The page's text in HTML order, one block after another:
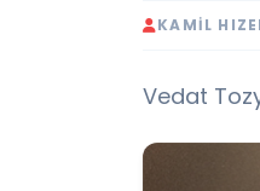
KAMIL
Vedat